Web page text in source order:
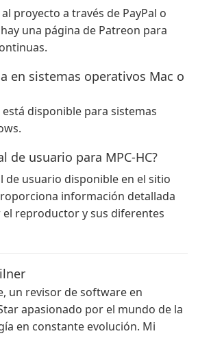
proyecto a través de PayPal o
una página de Patreon para
en sistemas operativos Mac o
está disponible para sistemas
de usuario para MPC-HC?
de usuario disponible en el sitio
información detallada
reproductor y sus diferentes
un revisor de software en
apasionado por el mundo de la
en constante evolución. Mi